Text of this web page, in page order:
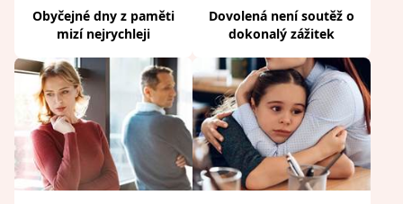
Obyčejné dny z paměti
mizí nejrychleji
Dovolená není soutěž o
dokonalý zážitek